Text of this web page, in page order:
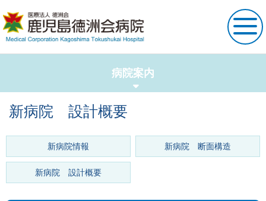
外来・入院案内
診療科・部門案内
看護部サイト
新病院 設計概要
新病院情報 新病院 断面構造
新病院 設計概要
病院案内